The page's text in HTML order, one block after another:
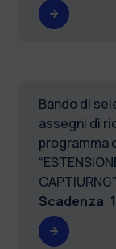
Bando di
assegni di
programma
Scadenza: